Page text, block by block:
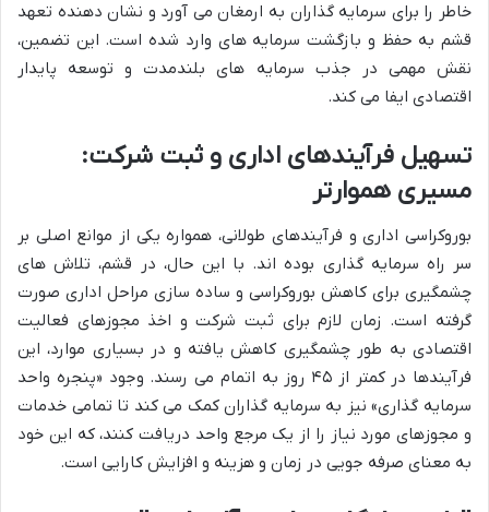
خاطر را برای سرمایه گذاران به ارمغان می آورد و نشان دهنده تعهد
قشم به حفظ و بازگشت سرمایه های وارد شده است. این تضمین،
نقش مهمی در جذب سرمایه های بلندمدت و توسعه پایدار
اقتصادی ایفا می کند.
تسهیل فرآیندهای اداری و ثبت شرکت:
مسیری هموارتر
بوروکراسی اداری و فرآیندهای طولانی، همواره یکی از موانع اصلی بر
سر راه سرمایه گذاری بوده اند. با این حال، در قشم، تلاش های
چشمگیری برای کاهش بوروکراسی و ساده سازی مراحل اداری صورت
گرفته است. زمان لازم برای ثبت شرکت و اخذ مجوزهای فعالیت
اقتصادی به طور چشمگیری کاهش یافته و در بسیاری موارد، این
فرآیندها در کمتر از ۴۵ روز به اتمام می رسند. وجود «پنجره واحد
سرمایه گذاری» نیز به سرمایه گذاران کمک می کند تا تمامی خدمات
و مجوزهای مورد نیاز را از یک مرجع واحد دریافت کنند، که این خود
به معنای صرفه جویی در زمان و هزینه و افزایش کارایی است.